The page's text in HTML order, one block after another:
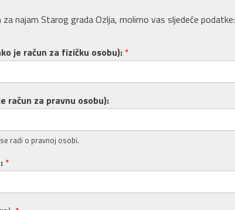
najam Starog grada Ozlja, molimo vas sljedeće podatke:
je račun za fizičku osobu): *
račun za pravnu osobu):
radi o pravnoj osobi.
*